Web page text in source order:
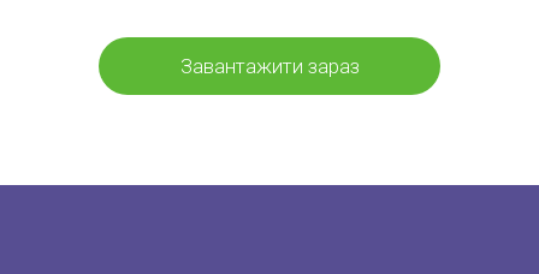
Завантажити зараз